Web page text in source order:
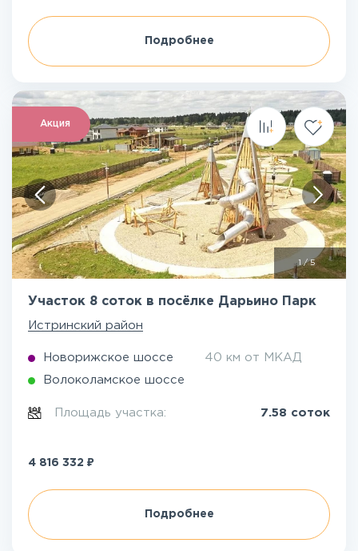
Подробнее
Акция
/5
Участок 8 соток в посёлке Дарьино Парк
Истринский район
Новорижское шоссе 40 км от МКАД
Волоколамское шоссе
Площадь участка: 7.58 соток
4 816 332 ₽
Подробнее